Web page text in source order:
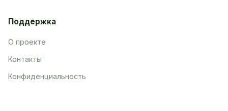
Поддержка
О проекте
Контакты
Конфиденциальность